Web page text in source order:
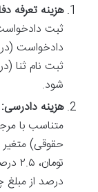
هزینه تعرفه
ثبت
دادخواست
ثبت نام ثنا
شود.
هزینه دادرسی:
متناسب با
درصد از